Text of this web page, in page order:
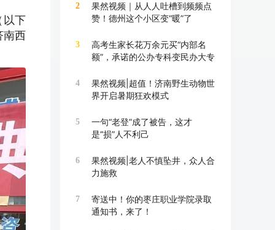
以下
南西
2
果然视频｜从人人吐槽到频频点
赞！德州这个小区变“暖”了
3
高考生家长花万余元买“内部名
额”，承诺的公办专科变民办大专
4
果然视频|超值！济南野生动物世
界开启暑期狂欢模式
5
一句“老登”成了被告，这才
是“损”人不利己
6
果然视频|老人不慎坠井，众人合
力施救
7
寄送中！你的枣庄职业学院录取
通知书，来了！